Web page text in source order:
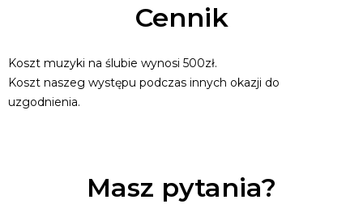
Cennik
Koszt muzyki na ślubie wynosi 500zł.
Koszt naszeg występu podczas innych okazji do
uzgodnienia.
Masz pytania?